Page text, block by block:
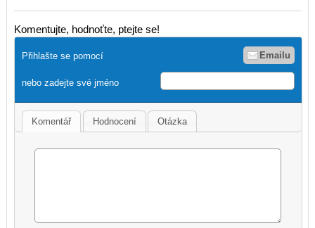
Komentujte, hodnoťte, ptejte se!
Přihlašte se pomocí Emailu
nebo zadejte své jméno
Komentář Hodnocení Otázka